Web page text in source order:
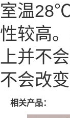
室温
性较高
上并不
不会改变
相关产品：